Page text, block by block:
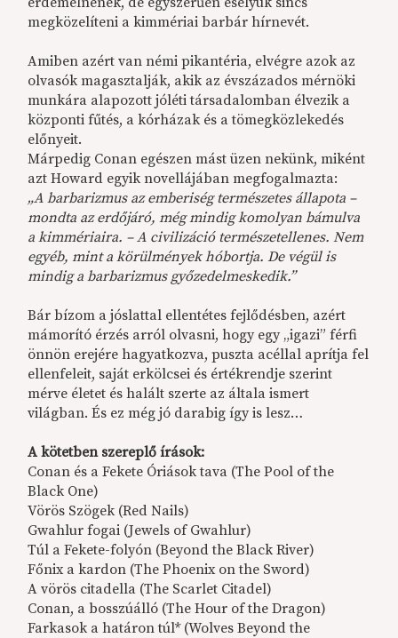
megközelíteni a kimmériai barbár hírnevét.
Amiben azért van némi pikantéria, elvégre azok az
olvasók magasztalják, akik az évszázados mérnöki
munkára alapozott jóléti társadalomban élvezik a
központi fűtés, a kórházak és a tömegközlekedés
előnyeit.
Márpedig Conan egészen mást üzen nekünk, miként
azt Howard egyik novellájában megfogalmazta:
„A barbarizmus az emberiség természetes állapota –
mondta az erdőjáró, még mindig komolyan bámulva
a kimmériaira. – A civilizáció természetellenes. Nem
egyéb, mint a körülmények hóbortja. De végül is
mindig a barbarizmus győzedelmeskedik.”
Bár bízom a jóslattal ellentétes fejlődésben, azért
mámorító érzés arról olvasni, hogy egy „igazi” férfi
önnön erejére hagyatkozva, puszta acéllal aprítja fel
ellenfeleit, saját erkölcsei és értékrendje szerint
mérve életet és halált szerte az általa ismert
világban. És ez még jó darabig így is lesz…
A kötetben szereplő írások:
Conan és a Fekete Óriások tava (The Pool of the
Black One)
Vörös Szögek (Red Nails)
Gwahlur fogai (Jewels of Gwahlur)
Túl a Fekete-folyón (Beyond the Black River)
Főnix a kardon (The Phoenix on the Sword)
A vörös citadella (The Scarlet Citadel)
Conan, a bosszúálló (The Hour of the Dragon)
Farkasok a határon túl* (Wolves Beyond the